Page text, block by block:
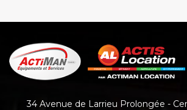
34 Avenue de Larrieu Prolongée -